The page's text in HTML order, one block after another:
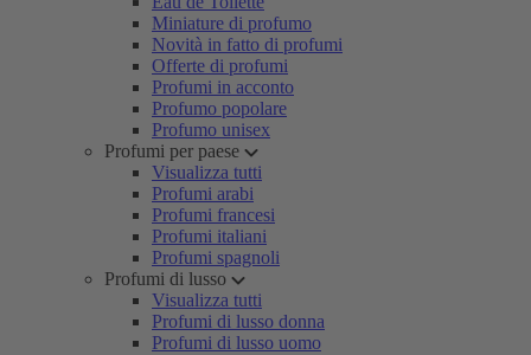
Miniature di profumo
Novità in fatto di profumi
Offerte di profumi
Profumi in acconto
Profumo popolare
Profumo unisex
Profumi per paese
Visualizza tutti
Profumi arabi
Profumi francesi
Profumi italiani
Profumi spagnoli
Profumi di lusso
Visualizza tutti
Profumi di lusso donna
Profumi di lusso uomo